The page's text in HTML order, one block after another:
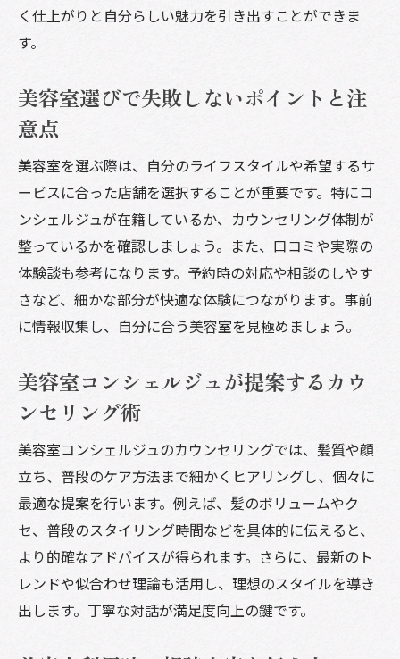
美容室選びに迷ったら注目のサービスを活用
活用法
ト
美容室の特徴を比較する際のチェック項目
美容室選びを成功に導くカウンセリング活
用
美容室で理想を叶えるためのサービス選定
術
満足度アップには美容室での相談がカギ
美容室コンシェルジュが聞き出す理想の条
件
美容室で失敗しないための相談ポイント
美容室利用時のコミュニケーション術
美容室で叶う満足度アップの秘訣
美容室コンシェルジュが示す相談の重要性
訪問理美容コンシェルジュの利用価値に迫る
美容室の新サービス訪問理美容の特徴
く仕上がりと自分らしい魅力を引き出すことができま
す。
美容室選びで失敗しないポイントと注
意点
美容室を選ぶ際は、自分のライフスタイルや希望するサ
ービスに合った店舗を選択することが重要です。特にコ
ンシェルジュが在籍しているか、カウンセリング体制が
整っているかを確認しましょう。また、口コミや実際の
体験談も参考になります。予約時の対応や相談のしやす
さなど、細かな部分が快適な体験につながります。事前
に情報収集し、自分に合う美容室を見極めましょう。
美容室コンシェルジュが提案するカウ
ンセリング術
美容室コンシェルジュのカウンセリングでは、髪質や顔
立ち、普段のケア方法まで細かくヒアリングし、個々に
最適な提案を行います。例えば、髪のボリュームやク
セ、普段のスタイリング時間などを具体的に伝えると、
より的確なアドバイスが得られます。さらに、最新のト
レンドや似合わせ理論も活用し、理想のスタイルを導き
出します。丁寧な対話が満足度向上の鍵です。